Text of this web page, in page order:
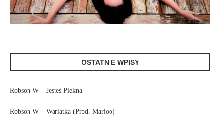
OSTATNIE WPISY
Robson W – Jesteś Piękna
Robson W – Wariatka (Prod. Marioo)